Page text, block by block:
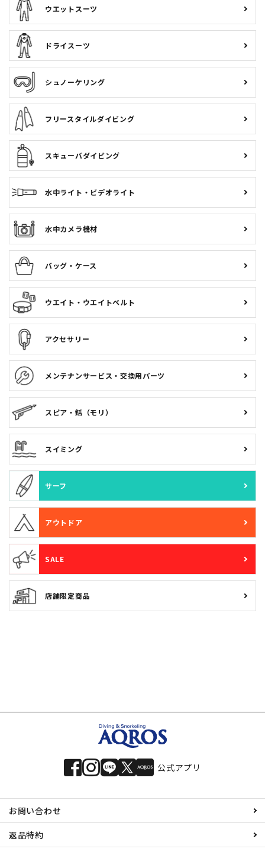
2026.03.29
GULL「バラクーダ」2026年モデル、販売受付中！
2026.03.03
GULL「ハードシェルスーツケース」先行予約！特別プレゼン
トも！3月22日まで延長！
2026.01.30
ダイビング＆スノーケル専門店のファイナルセール開催！2月1
日（日）から！
2026.01.01
ダイビング＆スノーケル専門店の初売りSALE！1月4日（日）
から！
2025.12.15
年末年始の営業日のお知らせ
ウエットスーツ
ドライスーツ
シュノーケリング
フリースタイルダイビング
スキューバダイビング
水中ライト・ビデオライト
水中カメラ機材
バッグ・ケース
ウエイト・ウエイトベルト
アクセサリー
メンテナンサービス・交換用パーツ
スピア・銛（モリ）
スイミング
サーフ
アウトドア
SALE
店舗限定商品
公式アプリ
お問い合わせ
返品特約